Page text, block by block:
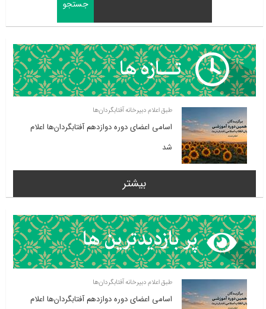
طبق اعلام دبیرخانه آفتابگردان‌ها
اسامی اعضای دوره دوازدهم آفتابگردان‌ها اعلام
شد
بیشتر
طبق اعلام دبیرخانه آفتابگردان‌ها
اسامی اعضای دوره دوازدهم آفتابگردان‌ها اعلام